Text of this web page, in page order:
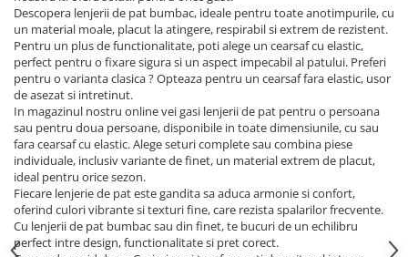
Descopera lenjerii de pat bumbac, ideale pentru toate anotimpurile, cu
un material moale, placut la atingere, respirabil si extrem de rezistent.
Pentru un plus de functionalitate, poti alege un cearsaf cu elastic,
perfect pentru o fixare sigura si un aspect impecabil al patului. Preferi
pentru o varianta clasica ? Opteaza pentru un cearsaf fara elastic, usor
de asezat si intretinut.
In magazinul nostru online vei gasi lenjerii de pat pentru o persoana
sau pentru doua persoane, disponibile in toate dimensiunile, cu sau
fara cearsaf cu elastic. Alege seturi complete sau combina piese
individuale, inclusiv variante de finet, un material extrem de placut,
ideal pentru orice sezon.
Fiecare lenjerie de pat este gandita sa aduca armonie si confort,
oferind culori vibrante si texturi fine, care rezista spalarilor frecvente.
Cu lenjerii de pat bumbac sau din finet, te bucuri de un echilibru
perfect intre design, functionalitate si pret corect.